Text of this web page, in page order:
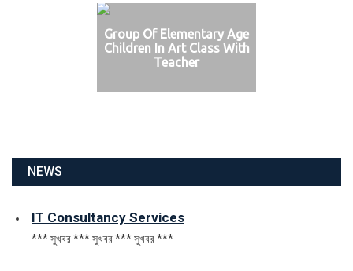
Group Of Elementary Age
Children In Art Class With
Teacher
NEWS
IT Consultancy Services
*** সুখবর *** সুখবর *** সুখবর ***